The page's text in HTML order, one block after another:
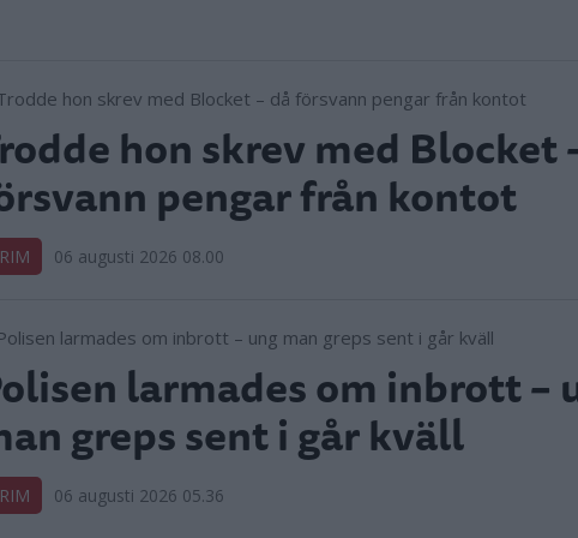
hon skrev med Blocket
pengar från kontot
06 augusti 2026 08.00
larmades om inbrott –
greps sent i går kväll
06 augusti 2026 05.36